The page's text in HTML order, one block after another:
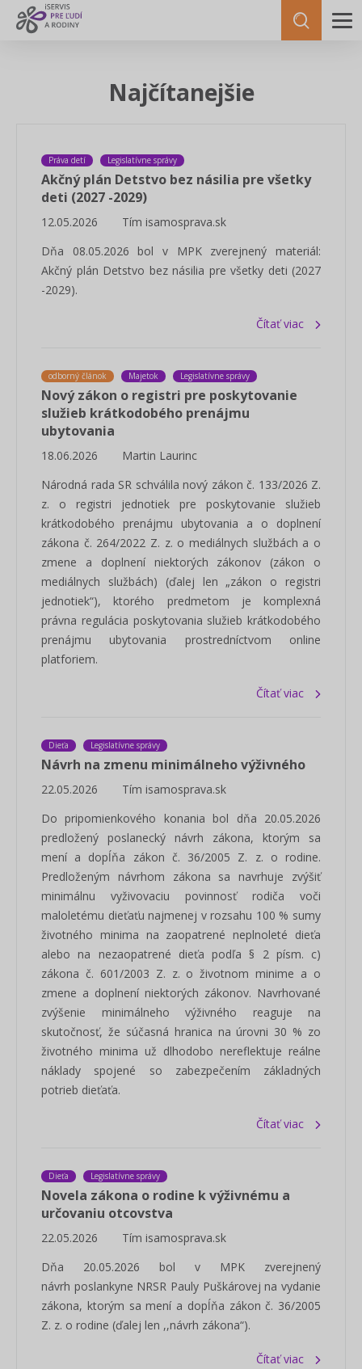
Najčítanejšie
Práva detí Legislatívne správy
Akčný plán Detstvo bez násilia pre všetky
deti (2027 -2029)
12.05.2026
Tím isamosprava.sk
Dňa 08.05.2026 bol v MPK zverejnený materiál:
Akčný plán Detstvo bez násilia pre všetky deti (2027
-2029).
Čítať viac
odborný článok Majetok Legislatívne správy
Nový zákon o registri pre poskytovanie
služieb krátkodobého prenájmu
ubytovania
18.06.2026
Martin Laurinc
Národná rada SR schválila nový zákon č. 133/2026 Z.
z. o registri jednotiek pre poskytovanie služieb
krátkodobého prenájmu ubytovania a o doplnení
zákona č. 264/2022 Z. z. o mediálnych službách a o
zmene a doplnení niektorých zákonov (zákon o
mediálnych službách) (ďalej len „zákon o registri
jednotiek“), ktorého predmetom je komplexná
právna regulácia poskytovania služieb krátkodobého
prenájmu ubytovania prostredníctvom online
platforiem.
Čítať viac
Dieťa Legislatívne správy
Návrh na zmenu minimálneho výživného
22.05.2026
Tím isamosprava.sk
Do pripomienkového konania bol dňa 20.05.2026
predložený poslanecký návrh zákona, ktorým sa
mení a dopĺňa zákon č. 36/2005 Z. z. o rodine.
Predloženým návrhom zákona sa navrhuje zvýšiť
minimálnu vyživovaciu povinnosť rodiča voči
maloletému dieťaťu najmenej v rozsahu 100 % sumy
životného minima na zaopatrené neplnoleté dieťa
alebo na nezaopatrené dieťa podľa § 2 písm. c)
zákona č. 601/2003 Z. z. o životnom minime a o
zmene a doplnení niektorých zákonov. Navrhované
zvýšenie minimálneho výživného reaguje na
skutočnosť, že súčasná hranica na úrovni 30 % zo
životného minima už dlhodobo nereflektuje reálne
náklady spojené so zabezpečením základných
potrieb dieťaťa.
Čítať viac
Dieťa Legislatívne správy
Novela zákona o rodine k výživnému a
určovaniu otcovstva
22.05.2026
Tím isamosprava.sk
Dňa 20.05.2026 bol v MPK zverejnený
návrh poslankyne NRSR Pauly Puškárovej na vydanie
zákona, ktorým sa mení a dopĺňa zákon č. 36/2005
Z. z. o rodine (ďalej len ,,návrh zákona“).
Čítať viac